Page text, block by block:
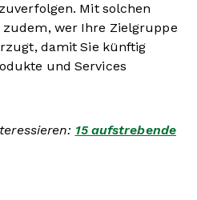
Mit solchen
zudem, wer Ihre Zielgruppe
damit Sie künftig
und Services
15 aufstrebende